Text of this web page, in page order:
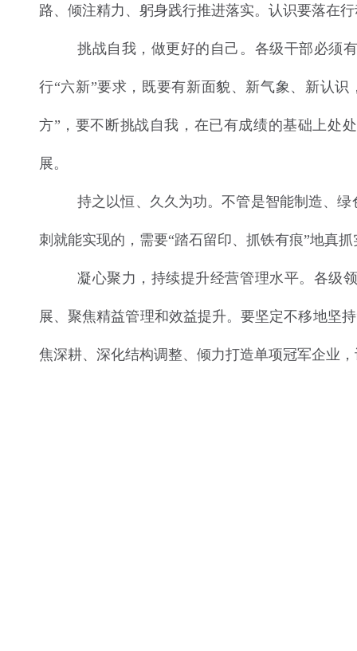
路、倾注精力、躬身践行推进落实。认识要落在
挑战自我，做更好的自己。各级干部必须
行“六新”要求，既要有新面貌、新气象、新认
方”，要不断挑战自我，在已有成绩的基础上处
展。
持之以恒、久久为功。不管是智能制造、
刺就能实现的，需要“踏石留印、抓铁有痕”地真
凝心聚力，持续提升经营管理水平。各级
展、聚焦精益管理和效益提升。要坚定不移地坚
焦深耕、深化结构调整、倾力打造单项冠军企业